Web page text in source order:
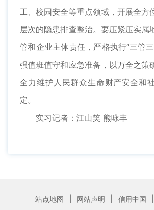
工、校园安全等重点领域，开展全方
层次的隐患排查整治。要压紧压实属
管和企业主体责任，严格执行“三管
强值班值守和应急准备，以万全之策
全力维护人民群众生命财产安全和
定。
实习记者：江山笑 熊咏丰
站点地图 网站声明 信用中国